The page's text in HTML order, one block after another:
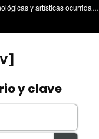
Divulgación de las actividades científicas, tecnológicas y artísticas ocurridas en los tres campus de la UPV